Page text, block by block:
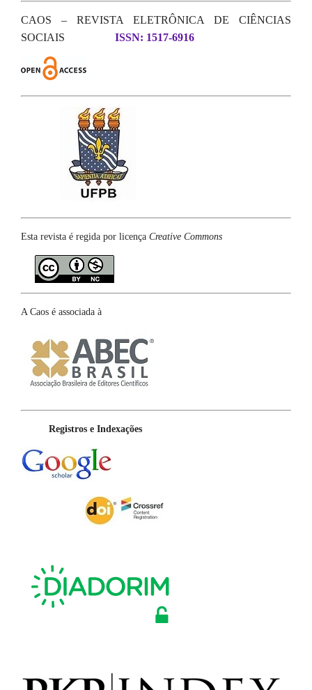
CAOS – REVISTA ELETRÔNICA DE CIÊNCIAS
SOCIAIS
ISSN: 1517-6916
Esta revista é regida por licença Creative Commons
A Caos é associada à
Registros e Indexações